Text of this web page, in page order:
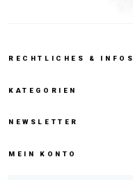
RECHTLICHES & INFOS
KATEGORIEN
NEWSLETTER
MEIN KONTO